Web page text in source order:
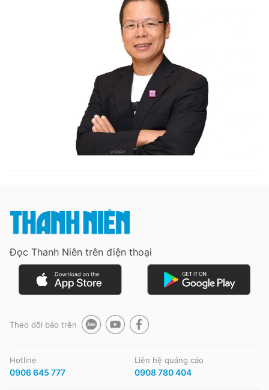
Đọc Thanh Niên trên điện thoại
Theo dõi báo trên
Hotline
0906 645 777
Liên hệ quảng cáo
0908 780 404